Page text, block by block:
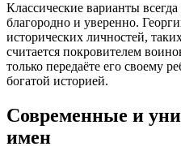
Классические варианты
благородно и уверенно.
исторических личностей,
считается покровителем
только передаёте его своему
богатой историей.
Современные и
имен